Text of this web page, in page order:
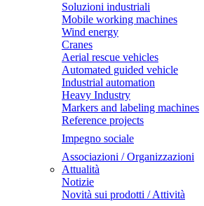
Soluzioni industriali
Mobile working machines
Wind energy
Cranes
Aerial rescue vehicles
Automated guided vehicle
Industrial automation
Heavy Industry
Markers and labeling machines
Reference projects
Impegno sociale
Associazioni / Organizzazioni
Attualità
Notizie
Novità sui prodotti / Attività